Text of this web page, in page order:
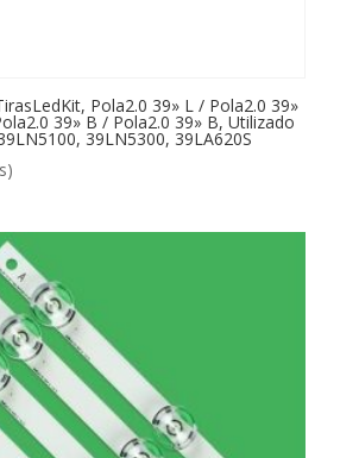
Pola2.0 39» L / Pola2.0 39»
39» B / Pola2.0 39» B, Utilizado
39LN5300, 39LA620S